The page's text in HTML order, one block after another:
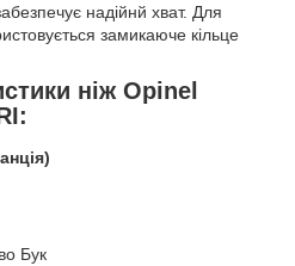
надійнй хват. Для
замикаюче кільце
ніж Opinel
:
Бук